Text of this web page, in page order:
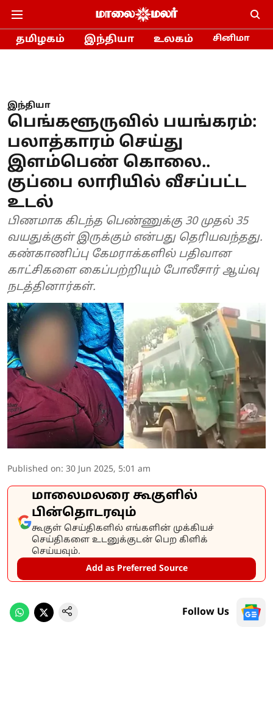
தமிழகம் இந்தியா உலகம் சினிமா
இந்தியா
பெங்களூருவில் பயங்கரம்:
பலாத்காரம் செய்து
இளம்பெண் கொலை..
குப்பை லாரியில் வீசப்பட்ட
உடல்
பிணமாக கிடந்த பெண்ணுக்கு 30 முதல் 35
வயதுக்குள் இருக்கும் என்பது தெரியவந்தது.
கண்காணிப்பு கேமராக்களில் பதிவான
காட்சிகளை கைப்பற்றியும் போலீசார் ஆய்வு
நடத்தினார்கள்.
Published on: 30 Jun 2025, 5:01 am
மாலைமலரை கூகுளில்
பின்தொடரவும்
கூகுள் செய்திகளில் எங்களின் முக்கியச்
செய்திகளை உடனுக்குடன் பெற கிளிக்
செய்யவும்.
Add as Preferred Source
Follow Us